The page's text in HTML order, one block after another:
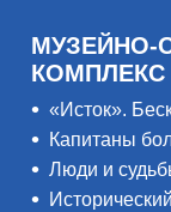
МУЗЕЙНО-
КОМПЛЕКС
«Исток».
Капитаны
Люди и